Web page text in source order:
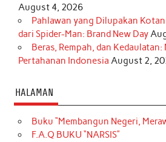
August 4, 2026
Pahlawan yang Dilupakan
dari Spider-Man: Brand New Day
Beras, Rempah, dan Kedaulatan:
Pertahanan Indonesia August 2,
HALAMAN
Buku “Membangun Negeri,
F.A.Q BUKU “NARSIS”